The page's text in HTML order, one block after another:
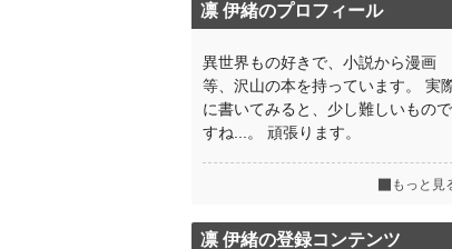
凛 伊緒のプロフィール
異世界もの好きで、小説から漫画
等、沢山の本を持っています。 実
に書いてみると、少し難しいもので
すね...。 頑張ります。
もっと見
凛 伊緒の登録コンテンツ